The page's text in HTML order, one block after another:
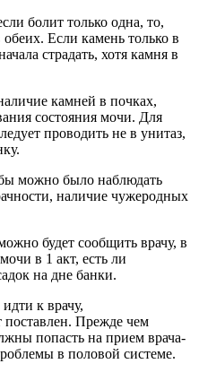
болит только одна, то,
Если камень только в
страдать, хотя камня в
камней в почках,
состояния мочи. Для
проводить не в унитаз,
можно было наблюдать
наличие чужеродных
будет сообщить врачу, в
в 1 акт, есть ли
на дне банки.
к врачу,
поставлен. Прежде чем
попасть на прием врача-
в половой системе.